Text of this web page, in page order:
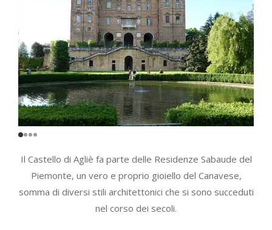
Il Castello di Agliè fa parte delle Residenze Sabaude del
Piemonte, un vero e proprio gioiello del Canavese,
somma di diversi stili architettonici che si sono succeduti
nel corso dei secoli.